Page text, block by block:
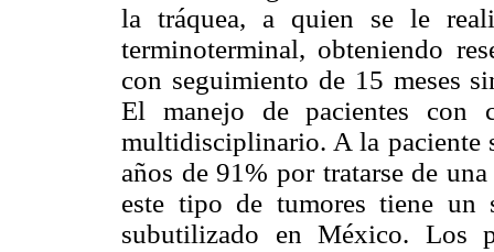
la tráquea, a quien se le
terminoterminal, obteniendo
con seguimiento de 15 meses
El manejo de pacientes con
multidisciplinario. A la paciente
años de 91% por tratarse de
este tipo de tumores tiene un
subutilizado en México. Los